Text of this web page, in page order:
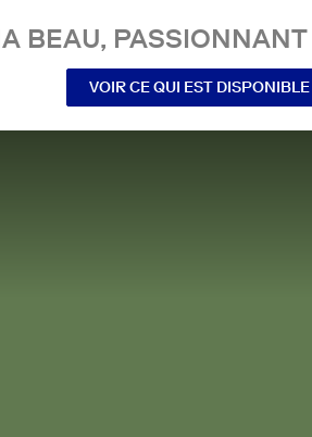
BEAU,
VOIR CE QUI EST DISPONIBLE